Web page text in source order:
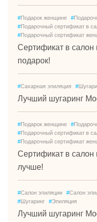
#Подарок женщине #
#Подарочный сертификат в
#Подарочный сертификат
Сертификат в салон
подарок!
#Сахарная эпиляция #
Лучший шугаринг
#Подарок женщине #
#Подарочный сертификат в
#Подарочный сертификат
Сертификат в салон
лучше!
#Салон эпиляции #Салон
#Шугаринг #Эпиляция
Лучший шугаринг